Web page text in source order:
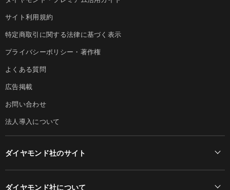
サイト利用規約
特定商取引に関する法律に基づく表示
プライバシーポリシー・著作権
よくある質問
広告掲載
お問い合わせ
法人導入について
ダイヤモンド社のサイト
ダイヤモンド社について